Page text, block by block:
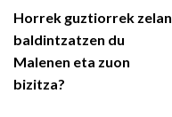
Horrek guztiorrek zelan
baldintzatzen du
Malenen eta zuon
bizitza?